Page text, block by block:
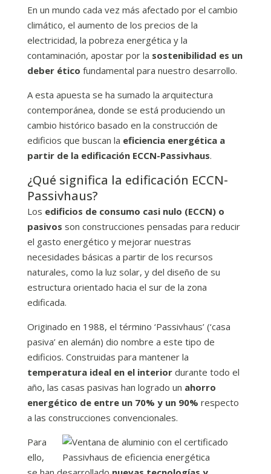
En un mundo cada vez más afectado por el cambio
climático, el aumento de los precios de la
electricidad, la pobreza energética y la
contaminación, apostar por la sostenibilidad es un
deber ético fundamental para nuestro desarrollo.
A esta apuesta se ha sumado la arquitectura
contemporánea, donde se está produciendo un
cambio histórico basado en la construcción de
edificios que buscan la eficiencia energética a
partir de la edificación ECCN-Passivhaus.
¿Qué significa la edificación ECCN-
Passivhaus?
Los edificios de consumo casi nulo (ECCN) o
pasivos son construcciones pensadas para reducir
el gasto energético y mejorar nuestras
necesidades básicas a partir de los recursos
naturales, como la luz solar, y del diseño de su
estructura orientado hacia el sur de la zona
edificada.
Originado en 1988, el término ‘Passivhaus’ (‘casa
pasiva’ en alemán) dio nombre a este tipo de
edificios. Construidas para mantener la
temperatura ideal en el interiordurante todo el
año, las casas pasivas han logrado un ahorro
energético de entre un 70% y un 90% respecto
a las construcciones convencionales.
Para
ello,